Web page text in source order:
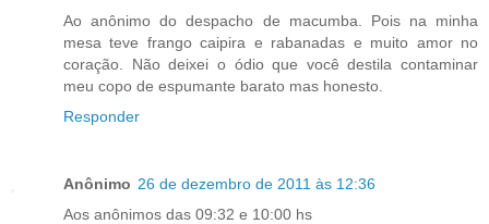
Ao anônimo do despacho de macumba. Pois na minha
mesa teve frango caipira e rabanadas e muito amor no
coração. Não deixei o ódio que você destila contaminar
meu copo de espumante barato mas honesto.
Responder
Anônimo 26 de dezembro de 2011 às 12:36
Aos anônimos das 09:32 e 10:00 hs